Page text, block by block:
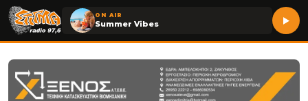
ON AIR
Summer Vibes